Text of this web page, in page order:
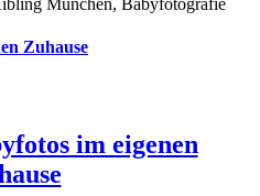
Zuhause
im eigenen